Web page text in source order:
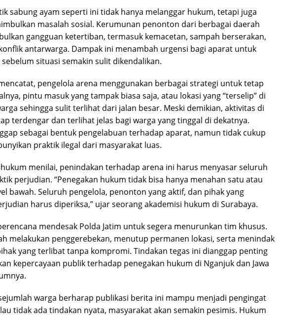
sabung ayam seperti ini tidak hanya melanggar hukum, tetapi juga
masalah sosial. Kerumunan penonton dari berbagai daerah
gangguan ketertiban, termasuk kemacetan, sampah berserakan,
antarwarga. Dampak ini menambah urgensi bagi aparat untuk
situasi semakin sulit dikendalikan.
pengelola arena menggunakan berbagai strategi untuk tetap
pintu masuk yang tampak biasa saja, atau lokasi yang “terselip” di
sehingga sulit terlihat dari jalan besar. Meski demikian, aktivitas di
terdengar dan terlihat jelas bagi warga yang tinggal di dekatnya.
sebagai bentuk pengelabuan terhadap aparat, namun tidak cukup
praktik ilegal dari masyarakat luas.
menilai, penindakan terhadap arena ini harus menyasar seluruh
perjudian. “Penegakan hukum tidak bisa hanya menahan satu atau
bawah. Seluruh pengelola, penonton yang aktif, dan pihak yang
harus diperiksa,” ujar seorang akademisi hukum di Surabaya.
mendesak Polda Jatim untuk segera menurunkan tim khusus.
melakukan penggerebekan, menutup permanen lokasi, serta menindak
yang terlibat tanpa kompromi. Tindakan tegas ini dianggap penting
kepercayaan publik terhadap penegakan hukum di Nganjuk dan Jawa
warga berharap publikasi berita ini mampu menjadi pengingat
tidak ada tindakan nyata, masyarakat akan semakin pesimis. Hukum